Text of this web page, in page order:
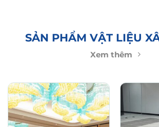
SẢN PHẨM VẬT LIỆU
Xem thêm